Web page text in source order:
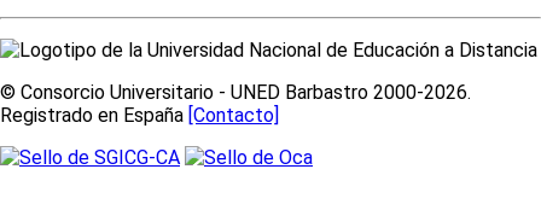
© Consorcio Universitario - UNED Barbastro 2000-2026.
Registrado en España [Contacto]